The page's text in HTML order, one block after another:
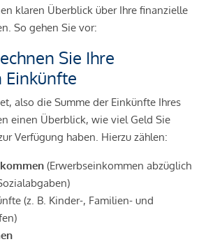
klaren Überblick über Ihre finanzielle
So gehen Sie vor:
Sie Ihre
also die Summe der Einkünfte Ihres
einen Überblick, wie viel Geld Sie
Verfügung haben. Hierzu zählen:
(Erwerbseinkommen abzüglich
(z. B. Kinder-, Familien- und